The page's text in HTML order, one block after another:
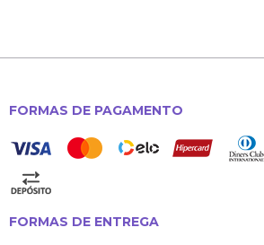
FORMAS DE PAGAMENTO
FORMAS DE ENTREGA